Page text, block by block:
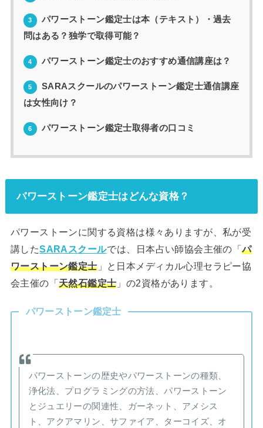
3
パワーストーン鑑定士は本（テキスト）・過去
問はある？独学で取得可能？
4 パワーストーン鑑定士のおすすめ通信講座は？
5
SARAスクールのパワーストーン鑑定士通信講座
は女性向け？
6 パワーストーン鑑定士取得者の口コミ
パワーストーン鑑定士はどんな資格？
パワーストーンに関する資格は様々ありますが、私が受
講したSARAスクールでは、日本占い師協会主催の「パ
ワーストーン鑑定士」と日本メディカル心理セラピー協
会主催の「天然石鑑定士 」の2資格があります。
パワーストーン鑑定士
パワーストーンの歴史やパワーストーンの種類、
浄化法、プログラミングの方法、パワーストーン
とジュエリーの関連性、ガーネット、アメシス
ト、アクアマリン、サファイア、ターコイズ、オ